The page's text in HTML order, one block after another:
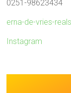
0251-98623434
erna-de-vries-
Instagram